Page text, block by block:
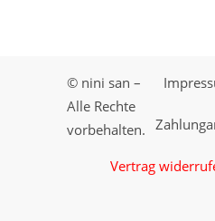
Vertrag
© nini san –
Alle Rechte
vorbehalten.